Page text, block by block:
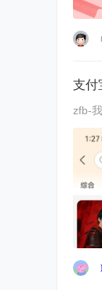
支付
zfb-